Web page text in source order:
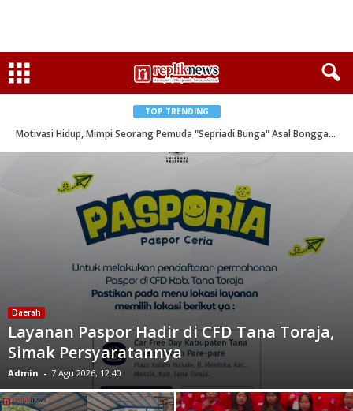
TOP TRENDING
Motivasi Hidup, Mimpi Seorang Pemuda "Sepriadi Bunga" Asal Bonggakaradeng
Daerah
Layanan Paspor Hadir di CFD Tana Toraja,
Simak Persyaratannya
Admin - 7 Agu 2026, 12.40